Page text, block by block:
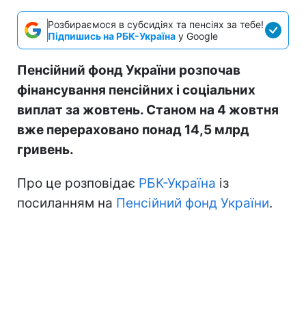
Розбираємося в субсидіях та пенсіях за тебе!
Підпишись на РБК-Україна у Google
Пенсійний фонд України розпочав
фінансування пенсійних і соціальних
виплат за жовтень. Станом на 4 жовтня
вже перераховано понад 14,5 млрд
гривень.
Про це розповідає РБК-Україна із
посиланням на Пенсійний фонд України.